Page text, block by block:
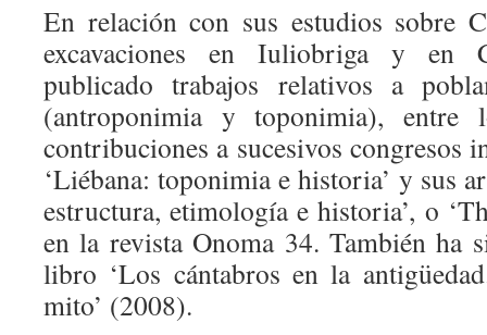
En relación con sus estudios sobre
excavaciones en Iuliobriga y en
publicado trabajos relativos a
(antroponimia y toponimia), entre
contribuciones a sucesivos congresos
‘Liébana: toponimia e historia’ y sus
estructura, etimología e historia’, o
en la revista Onoma 34. También ha
libro ‘Los cántabros en la
mito’ (2008).